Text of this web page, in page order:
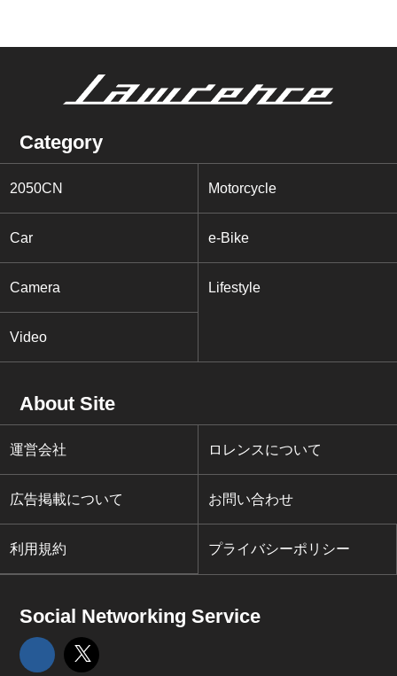
Category
2050CN Motorcycle
Car e-Bike
Camera Lifestyle
Video
About Site
運営会社 ロレンスについて
広告掲載について お問い合わせ
利用規約 プライバシーポリシー
Social Networking Service